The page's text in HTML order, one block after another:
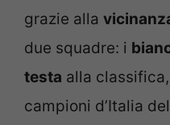
grazie alla
due squadre: i
testa alla
campioni d’Italia